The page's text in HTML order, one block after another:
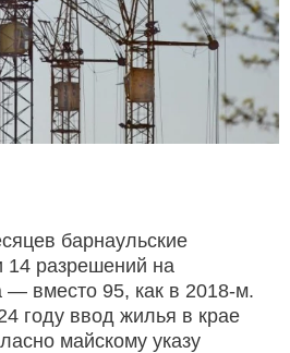
барнаульские
14 разрешений на
вместо 95, как в 2018-м.
году ввод жилья в крае
майскому указу